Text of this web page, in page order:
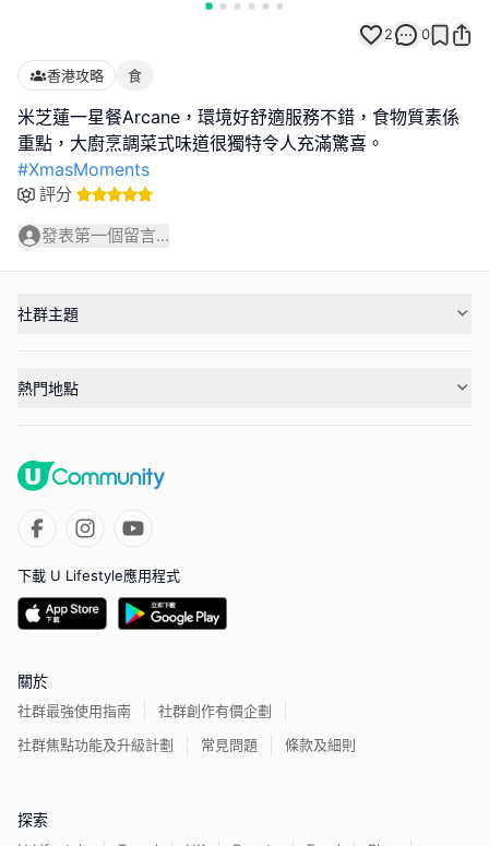
2 0
香港攻略 食
米芝蓮一星餐Arcane，環境好舒適服務不錯，食物質素係
#XmasMoments
評分
發表第一個留言...
社群主題
熱門地點
下載 U Lifestyle應用程式
關於
社群最強使用指南
社群創作有價企劃
社群焦點功能及升級計劃
常見問題 條款及細則
探索